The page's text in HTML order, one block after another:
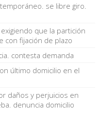
se libre giro.
que la partición
con fijación de plazo
contesta demanda
último domicilio en el
daños y perjuicios en
denuncia domicilio